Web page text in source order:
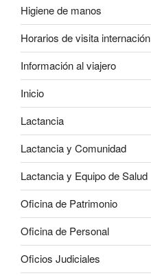
Higiene de manos
Horarios de visita internación
Información al viajero
Inicio
Lactancia
Lactancia y Comunidad
Lactancia y Equipo de Salud
Oficina de Patrimonio
Oficina de Personal
Oficios Judiciales